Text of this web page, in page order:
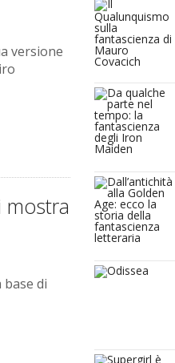
versione
mostra
di